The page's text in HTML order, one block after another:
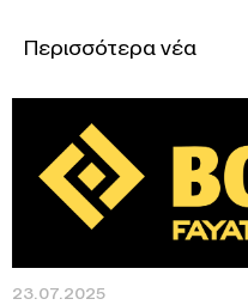
Περισσότερα νέα
23.07.2025